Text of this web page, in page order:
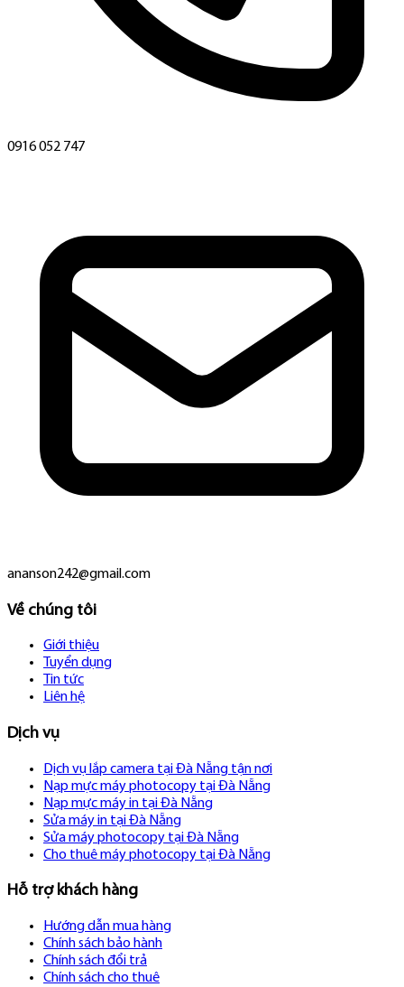
0916 052 747
ananson242@gmail.com
Về chúng tôi
Giới thiệu
Tuyển dụng
Tin tức
Liên hệ
Dịch vụ
Dịch vụ lắp camera tại Đà Nẵng tận nơi
Nạp mực máy photocopy tại Đà Nẵng
Nạp mực máy in tại Đà Nẵng
Sửa máy in tại Đà Nẵng
Sửa máy photocopy tại Đà Nẵng
Cho thuê máy photocopy tại Đà Nẵng
Hỗ trợ khách hàng
Hướng dẫn mua hàng
Chính sách bảo hành
Chính sách đổi trả
Chính sách cho thuê